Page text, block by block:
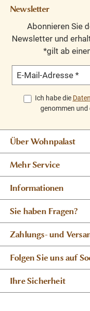
Newsletter
Abonnieren Sie
Newsletter und
*gilt ab
E-Mail-Adresse *
Ich habe die
genommen und
Über Wohnpalast
Mehr Service
Informationen
Sie haben Fragen?
Zahlungs- und
Folgen Sie uns auf
Ihre Sicherheit